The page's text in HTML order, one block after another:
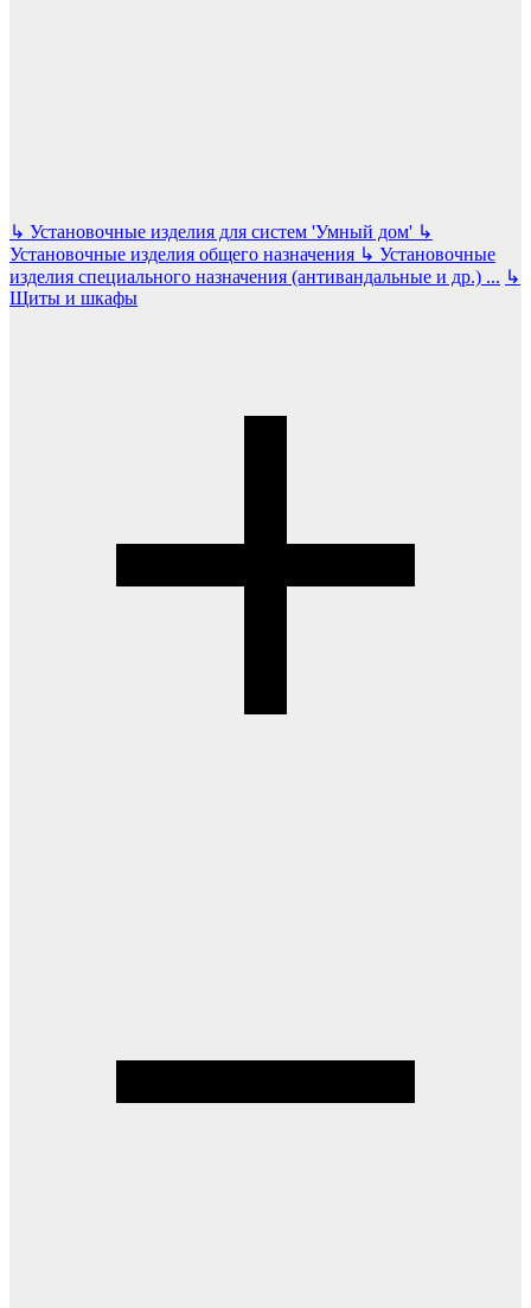
↳ Установочные изделия для систем 'Умный дом' ↳
Установочные изделия общего назначения ↳ Установочные
изделия специального назначения (антивандальные и др.) ... ↳
Щиты и шкафы